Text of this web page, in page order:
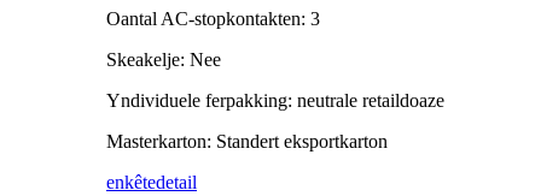
Oantal AC-stopkontakten: 3
Skeakelje: Nee
Yndividuele ferpakking: neutrale retaildoaze
Masterkarton: Standert eksportkarton
enkêtedetail